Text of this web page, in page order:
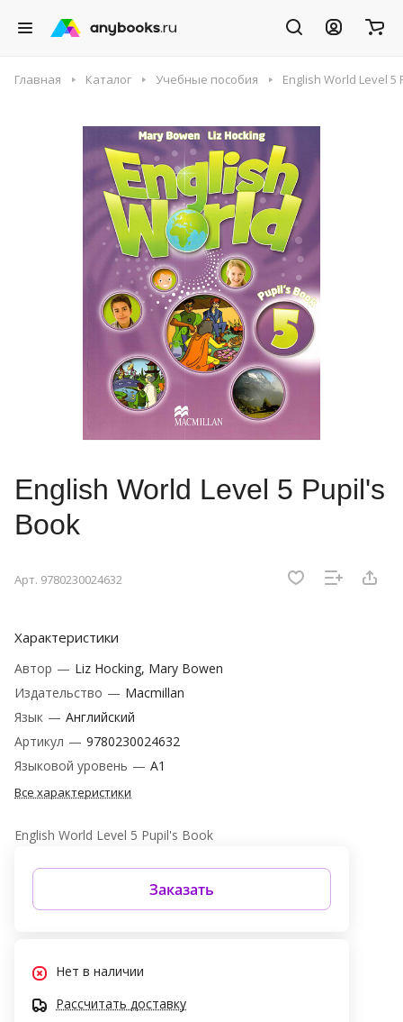
Главная Каталог Учебные пособия English World Level 5
English World Level 5 Pupil's
Book
Арт. 9780230024632
Характеристики
Автор — Liz Hocking, Mary Bowen
Издательство — Macmillan
Язык — Английский
Артикул — 9780230024632
Языковой уровень — A1
Все характеристики
English World Level 5 Pupil's Book
Заказать
Нет в наличии
Рассчитать доставку